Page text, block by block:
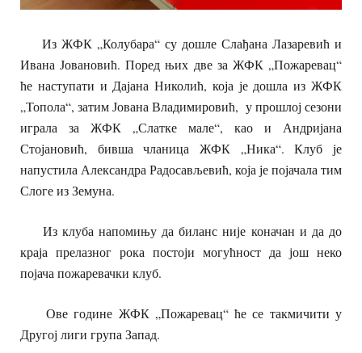
Из ЖФК „Колубара“ су дошле Слађана Лазаревић и
Ивана Јовановић. Поред њих две за ЖФК „Пожаревац“
ће наступати и Дајана Николић, која је дошла из ЖФК
„Топола“, затим Јована Владимировић, у прошлој сезони
играла за ЖФК „Слатке мале“, као и Андријана
Стојановић, бивша чланица ЖФК „Ника“. Клуб је
напустила Александра Радосављевић, која је појачала тим
Слоге из Земуна.
Из клуба напомињу да биланс није коначан и да до
краја прелазног рока постоји могућност да још неко
појача пожаревачки клуб.
Ове године ЖФК „Пожаревац“ ће се такмичити у
Другој лиги група Запад.